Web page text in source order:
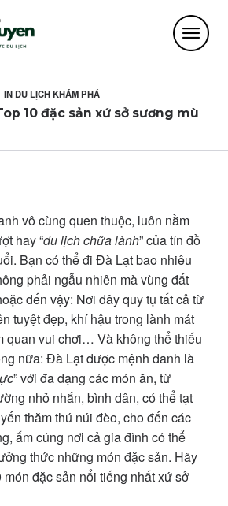
INDU LỊCH KHÁM PHÁ
10 đặc sản xứ sở sương mù
vô cùng quen thuộc, luôn nằm
hay “du lịch chữa lành” của tín đồ
Bạn có thể đi Đà Lạt bao nhiêu
phải ngẫu nhiên mà vùng đất
đến vậy: Nơi đây quy tụ tất cả từ
tuyệt đẹp, khí hậu trong lành mát
quan vui chơi… Và không thể thiếu
nữa: Đà Lạt được mệnh danh là
” với đa dạng các món ăn, từ
nhỏ nhắn, bình dân, có thể tạt
thăm thú núi đèo, cho đến các
ấm cúng nơi cả gia đình có thể
thức những món đặc sản. Hãy
đặc sản nổi tiếng nhất xứ sở